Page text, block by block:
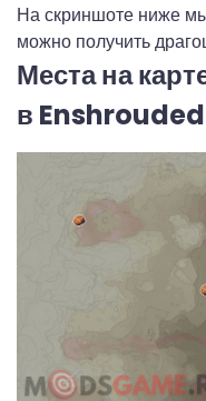
На скриншоте ниже
можно получить
Места на
в Enshrouded